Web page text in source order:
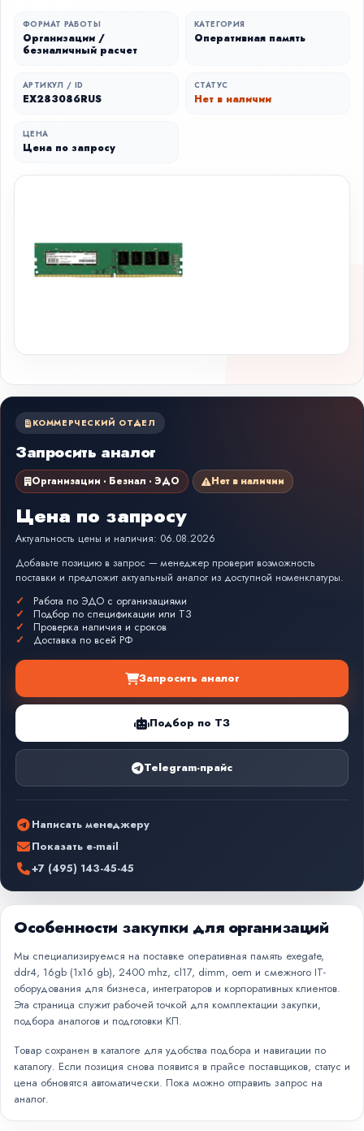
ФОРМАТ РАБОТЫ
Организации /
безналичный расчет
КАТЕГОРИЯ
Оперативная память
АРТИКУЛ / ID
EX283086RUS
СТАТУС
Нет в наличии
ЦЕНА
Цена по запросу
КОММЕРЧЕСКИЙ ОТДЕЛ
Запросить аналог
Организации · Безнал · ЭДО Нет в наличии
Цена по запросу
Актуальность цены и наличия: 06.08.2026
Добавьте позицию в запрос — менеджер проверит возможность
поставки и предложит актуальный аналог из доступной номенклатуры.
Работа по ЭДО с организациями
Подбор по спецификации или ТЗ
Проверка наличия и сроков
Доставка по всей РФ
Запросить аналог
Подбор по ТЗ
Telegram-прайс
Написать менеджеру
Показать e-mail
+7 (495) 143-45-45
Особенности закупки для организаций
Мы специализируемся на поставке оперативная память exegate,
ddr4, 16gb (1x16 gb), 2400 mhz, cl17, dimm, oem и смежного IT-
оборудования для бизнеса, интеграторов и корпоративных клиентов.
Эта страница служит рабочей точкой для комплектации закупки,
подбора аналогов и подготовки КП.
Товар сохранен в каталоге для удобства подбора и навигации по
каталогу. Если позиция снова появится в прайсе поставщиков, статус и
цена обновятся автоматически. Пока можно отправить запрос на
аналог.